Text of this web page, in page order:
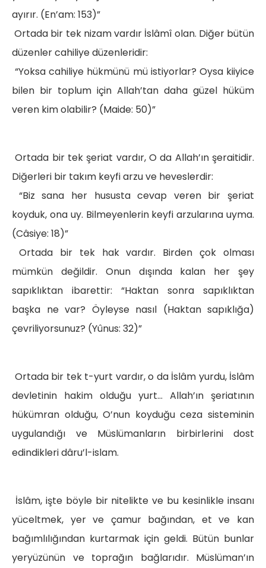
ayırır. (En’am: 153)”
Ortada bir tek nizam vardır İslâmî olan. Diğer bütün
düzenler cahiliye düzenleridir:
“Yoksa cahiliye hükmünü mü istiyorlar? Oysa kiiyice
bilen bir toplum için Allah’tan daha güzel hüküm
veren kim olabilir? (Maide: 50)”
Ortada bir tek şeriat vardır, O da Allah’ın şeraitidir.
Diğerleri bir takım keyfi arzu ve heveslerdir:
“Biz sana her hususta cevap veren bir şeriat
koyduk, ona uy. Bilmeyenlerin keyfi arzularına uyma.
(Câsiye: 18)”
Ortada bir tek hak vardır. Birden çok olması
mümkün değildir. Onun dışında kalan her şey
sapıklıktan ibarettir: “Haktan sonra sapıklıktan
başka ne var? Öyleyse nasıl (Haktan sapıklığa)
çevriliyorsunuz? (Yûnus: 32)”
Ortada bir tek t-yurt vardır, o da İslâm yurdu, İslâm
devletinin hakim olduğu yurt… Allah’ın şeriatının
hükümran olduğu, O’nun koyduğu ceza sisteminin
uygulandığı ve Müslümanların birbirlerini dost
edindikleri dâru’l-islam.
İslâm, işte böyle bir nitelikte ve bu kesinlikle insanı
yüceltmek, yer ve çamur bağından, et ve kan
bağımlılığından kurtarmak için geldi. Bütün bunlar
yeryüzünün ve toprağın bağlarıdır. Müslüman’ın